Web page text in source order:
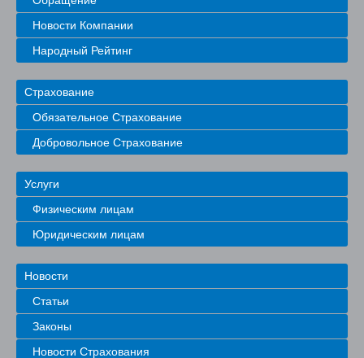
Новости Компании
Народный Рейтинг
Страхование
Обязательное Страхование
Добровольное Страхование
Услуги
Физическим лицам
Юридическим лицам
Новости
Статьи
Законы
Новости Страхования